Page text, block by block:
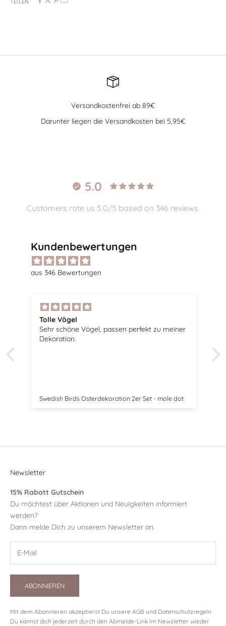
TEILEN
Versandkostenfrei ab 89€
Darunter liegen die Versandkosten bei 5,95€
5.0
Customers rate us 5.0/5 based on 346 reviews.
Kundenbewertungen
aus 346 Bewertungen
Tolle Vögel
Sehr schöne Vögel, passen perfekt zu meiner
Dekoration.
Swedish Birds Osterdekoration 2er Set - mole dot
Newsletter
15% Rabatt Gutschein
Du möchtest über Aktionen und Neuigkeiten informiert
werden?
Dann melde Dich zu unserem Newsletter an.
ABONNIEREN
Mit dem Abonnieren akzeptierst Du unsere AGB und Datenschutzregeln
Du kannst dich jederzeit durch den Abmelde-Link im Newsletter wieder